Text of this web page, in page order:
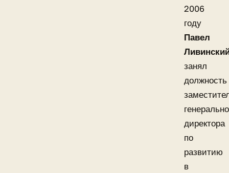
2006
году
Павел
занял
должность
директора
по
развитию
в